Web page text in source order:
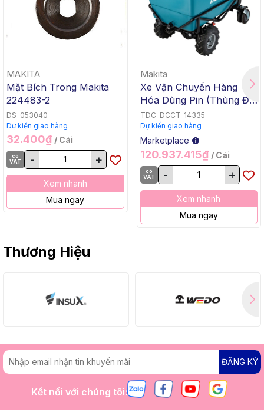
MAKITA
Mặt Bích Trong Makita
224483-2
DS-053040
Dự kiến giao hàng
32.400₫ / Cái
có
VAT
- +
Xem nhanh
Mua ngay
Makita
Xe Vận Chuyển Hàng
Hóa Dùng Pin (Thùng Đế
Bằng, BL, 18Vx2) Makita
DCU605Z
TDC-DCCT-14335
Dự kiến giao hàng
Marketplace
120.937.415₫ / Cái
có
VAT
- +
Xem nhanh
Mua ngay
Thương Hiệu
ĐĂNG KÝ
Kết nối với chúng tôi: